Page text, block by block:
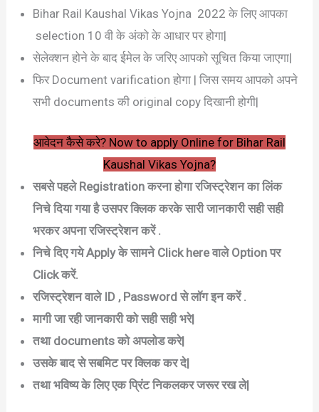
Bihar Rail Kaushal Vikas Yojna 2022 के लिए आपका
selection 10 वी के अंको के आधार पर होगा|
सेलेक्शन होने के बाद ईमेल के जरिए आपको सूचित किया जाएगा|
फिर Document varification होगा | जिस समय आपको अपने
सभी documents की original copy दिखानी होगी|
आवेदन कैसे करे? Now to apply Online for Bihar Rail
Kaushal Vikas Yojna?
सबसे पहले Registration करना होगा रजिस्ट्रेशन का लिंक
निचे दिया गया है उसपर क्लिक करके सारी जानकारी सही सही
भरकर अपना रजिस्ट्रेशन करें .
निचे दिए गये Apply के सामने Click here वाले Option पर
Click करें.
रजिस्ट्रेशन वाले ID , Password से लॉग इन करें .
मागी जा रही जानकारी को सही सही भरे|
तथा documents को अपलोड करे|
उसके बाद से सबमिट पर क्लिक कर दे|
तथा भविष्य के लिए एक प्रिंट निकलकर जरूर रख ले|